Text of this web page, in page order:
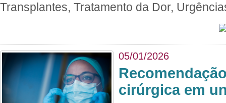
Transplantes, Tratamento da Dor,
05/01/2026
cirúrgica em